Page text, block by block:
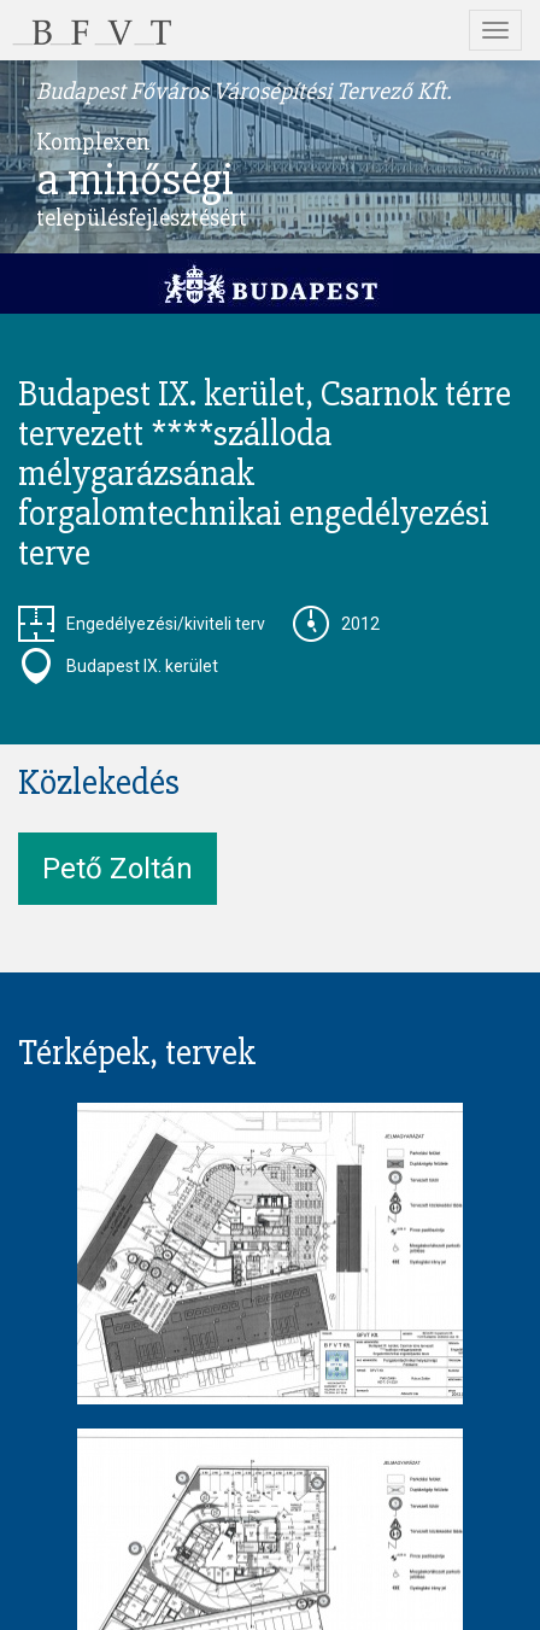
Budapest Főváros Városépítési Tervező Kft.
Komplexen
a minőségi
településfejlesztésért
Menü
Budapest IX. kerület, Csarnok térre
tervezett ****szálloda
mélygarázsának
forgalomtechnikai engedélyezési
terve
Engedélyezési/kiviteli terv 2012
Budapest IX. kerület
Közlekedés
Pető Zoltán
Térképek, tervek